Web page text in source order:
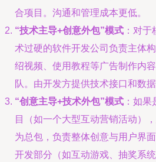
合项目。沟通和管理成本更低。
“技术主导+创意外包”模式 ：对
术过硬的软件开发公司负责主体
绍视频、使用教程等广告制作内
队。由开发方提供技术接口和数
“创意主导+技术外包”模式 ：如
目（如一个大型互动营销活动）
为总包，负责整体创意与用户界
开发部分（如互动游戏、抽奖系